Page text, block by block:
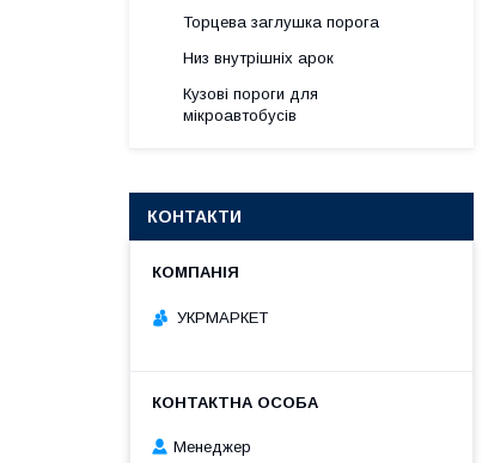
Торцева заглушка порога
Низ внутрішніх арок
Кузові пороги для
мікроавтобусів
КОНТАКТИ
УКРМАРКЕТ
Менеджер